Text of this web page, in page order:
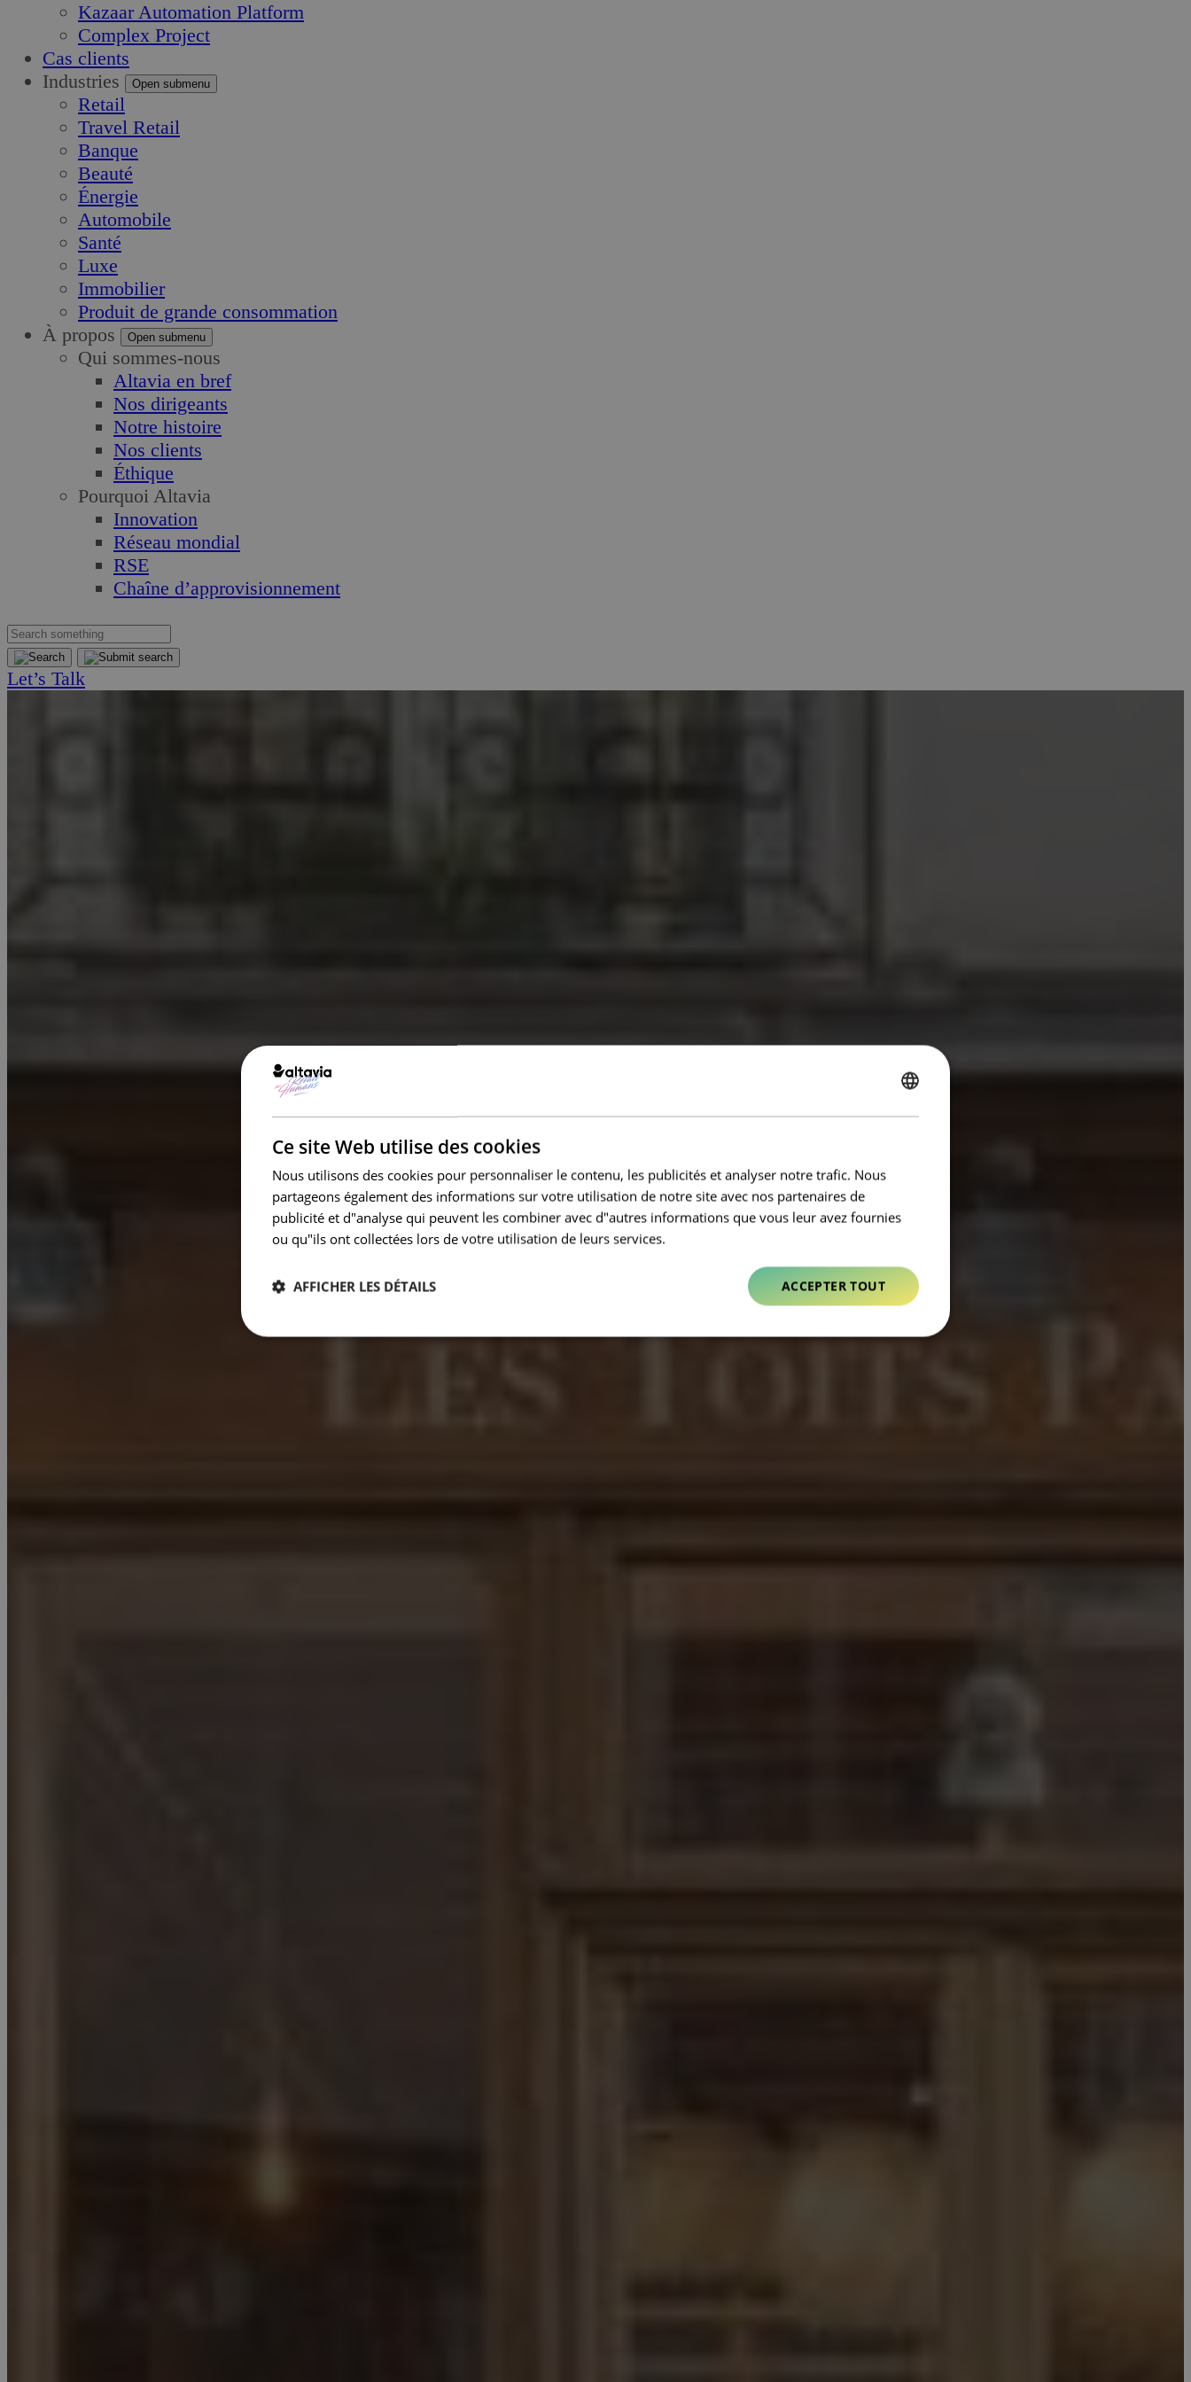
Kazaar Automation Platform
Complex Project
Cas clients
Industries
Open submenu
Retail
Travel Retail
Banque
Beauté
Énergie
Automobile
Santé
Luxe
Immobilier
Produit de grande consommation
À propos
Open submenu
Qui sommes-nous
Altavia en bref
Nos dirigeants
Notre histoire
Nos clients
Éthique
Pourquoi Altavia
Innovation
Réseau mondial
RSE
Chaîne d’approvisionnement
Let’s Talk
Ce site Web utilise des cookies
Nous utilisons des cookies pour personnaliser le contenu, les publicités et analyser notre trafic. Nous
partageons également des informations sur votre utilisation de notre site avec nos partenaires de
publicité et d"analyse qui peuvent les combiner avec d"autres informations que vous leur avez fournies
ou qu"ils ont collectées lors de votre utilisation de leurs services.
ACCEPTER TOUT
AFFICHER LES DÉTAILS